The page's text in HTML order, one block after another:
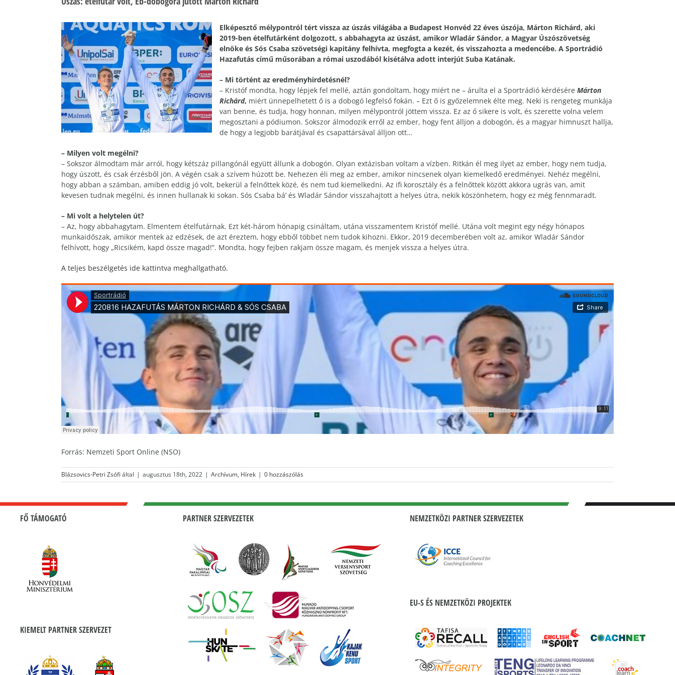
Elképesztő mélypontról tért vissza az úszás világába a Budapest Honvéd 22 éves úszója, Márton Richárd, aki
2019-ben ételfutárként dolgozott, s abbahagyta az úszást, amikor Wladár Sándor, a Magyar Úszószövetség
elnöke és Sós Csaba szövetségi kapitány felhívta, megfogta a kezét, és visszahozta a medencébe. A Sportrádió
Hazafutás című műsorában a római uszodából kisétálva adott interjút Suba Katának.
– Mi történt az eredményhirdetésnél?
– Kristóf mondta, hogy lépjek fel mellé, aztán gondoltam, hogy miért ne – árulta el a Sportrádió kérdésére Márton
Richárd, miért ünnepelhetett ő is a dobogó legfelső fokán. – Ezt ő is győzelemnek élte meg. Neki is rengeteg munkája
van benne, és tudja, hogy honnan, milyen mélypontról jöttem vissza. Ez az ő sikere is volt, és szerette volna velem
megosztani a pódiumon. Sokszor álmodozik erről az ember, hogy fent álljon a dobogón, és a magyar himnuszt hallja,
de hogy a legjobb barátjával és csapattársával álljon ott…
– Milyen volt megélni?
– Sokszor álmodtam már arról, hogy kétszáz pillangónál együtt állunk a dobogón. Olyan extázisban voltam a vízben. Ritkán él meg ilyet az ember, hogy nem tudja,
hogy úszott, és csak érzésből jön. A végén csak a szívem húzott be. Nehezen éli meg az ember, amikor nincsenek olyan kiemelkedő eredményei. Nehéz megélni,
hogy abban a számban, amiben eddig jó volt, bekerül a felnőttek közé, és nem tud kiemelkedni. Az ifi korosztály és a felnőttek között akkora ugrás van, amit
kevesen tudnak megélni, és innen hullanak ki sokan. Sós Csaba bá’ és Wladár Sándor visszahajtott a helyes útra, nekik köszönhetem, hogy ez még fennmaradt.
– Mi volt a helytelen út?
– Az, hogy abbahagytam. Elmentem ételfutárnak. Ezt két-három hónapig csináltam, utána visszamentem Kristóf mellé. Utána volt megint egy négy hónapos
munkaidőszak, amikor mentek az edzések, de azt éreztem, hogy ebből többet nem tudok kihozni. Ekkor, 2019 decemberében volt az, amikor Wladár Sándor
felhívott, hogy „Ricsikém, kapd össze magad!”. Mondta, hogy fejben rakjam össze magam, és menjek vissza a helyes útra.
A teljes beszélgetés ide kattintva meghallgatható.
Forrás: Nemzeti Sport Online (NSO)
Blázsovics-Petri Zsófi által | augusztus 18th, 2022 | Archívum, Hírek | 0 hozzászólás
FŐ TÁMOGATÓ
KIEMELT PARTNER SZERVEZET
PARTNER SZERVEZETEK NEMZETKÖZI PARTNER SZERVEZETEK
EU-S ÉS NEMZETKÖZI PROJEKTEK